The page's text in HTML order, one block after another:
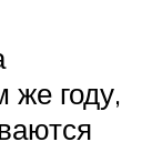
же году,